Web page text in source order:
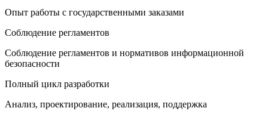
Опыт работы с государственными заказами
Соблюдение регламентов
Соблюдение регламентов и нормативов информационной
безопасности
Полный цикл разработки
Анализ, проектирование, реализация, поддержка